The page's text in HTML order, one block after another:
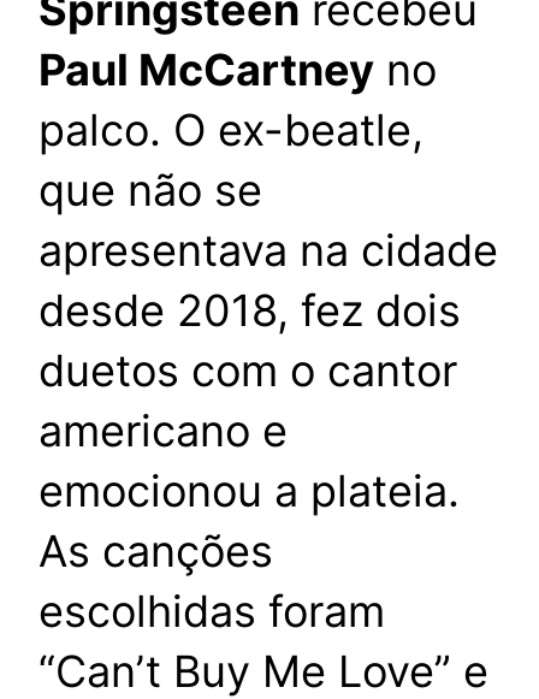
Paul McCartney no
palco. O ex-beatle,
que não se
apresentava na cidade
desde 2018, fez dois
duetos com o cantor
americano e
emocionou a plateia.
As canções
escolhidas foram
“Can’t Buy Me Love” e